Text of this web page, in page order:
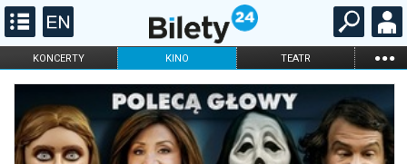
KONCERTY KINO TEATR ...
FILHARMONIA OPERA I BALET
STAND-UP
DLA DZIECI
ONLINE KARNETY